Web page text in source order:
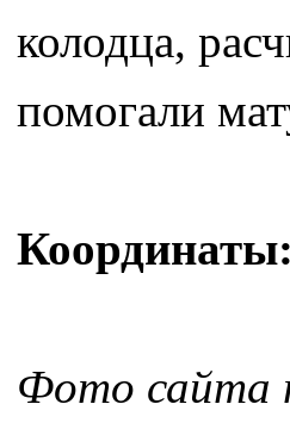
колодца,
помогали
Координаты:
Фото сайта